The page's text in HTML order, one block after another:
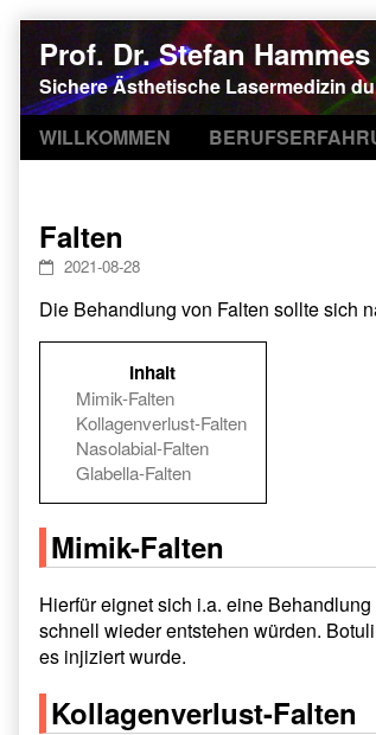
Skip
to
content
Prof. Dr. Stefan Hammes
Sichere Ästhetische Lasermedizin
WILLKOMMEN
Falten
2021-08-28
Die Behandlung von Falten sollte sich
Inhalt
Mimik-Falten
Kollagenverlust-Falten
Nasolabial-Falten
Glabella-Falten
Mimik-Falten
Hierfür eignet sich i.a. eine
schnell wieder entstehen würden.
es injiziert wurde.
Kollagenverlust-Falten